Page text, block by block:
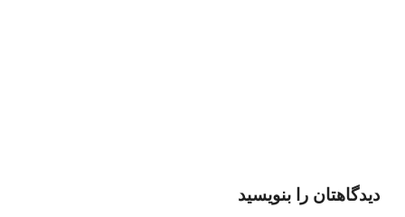
دیدگاهتان را بنویسید